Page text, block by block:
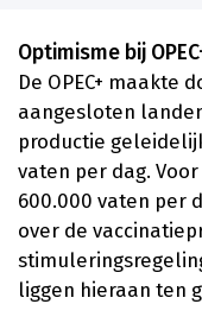
Optimisme bij
De OPEC+ maakte
aangesloten
productie
vaten per dag.
600.000 vaten per
over de
liggen hieraan ten